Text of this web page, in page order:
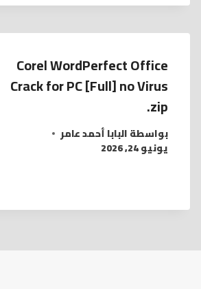
Corel WordPerfect Office
Crack for PC [Full] no Virus
.zip
بواسطةالبابا أحمد عامر
يونيو 24, 2026